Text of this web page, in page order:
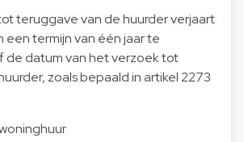
teruggave van de huurder verjaart
een termijn van één jaar te
de datum van het verzoek tot
zoals bepaald in artikel 2273